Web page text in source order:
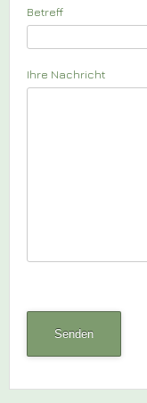
Betreff
Ihre Nachricht